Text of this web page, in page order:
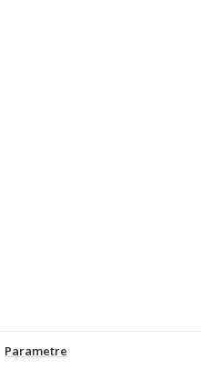
Parametre